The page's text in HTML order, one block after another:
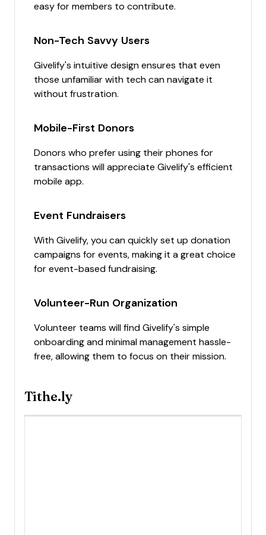
easy for members to contribute.
Non-Tech Savvy Users
Givelify's intuitive design ensures that even
those unfamiliar with tech can navigate it
without frustration.
Mobile-First Donors
Donors who prefer using their phones for
transactions will appreciate Givelify's efficient
mobile app.
Event Fundraisers
With Givelify, you can quickly set up donation
campaigns for events, making it a great choice
for event-based fundraising.
Volunteer-Run Organization
Volunteer teams will find Givelify's simple
onboarding and minimal management hassle-
free, allowing them to focus on their mission.
Tithe.ly